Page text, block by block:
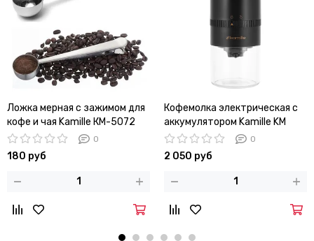
Ложка мерная c зажимом для
кофе и чая Kamille КМ-5072
0
180 руб
Кофемолка электрическая с
аккумулятором Kamille KM
6733
0
2 050 руб